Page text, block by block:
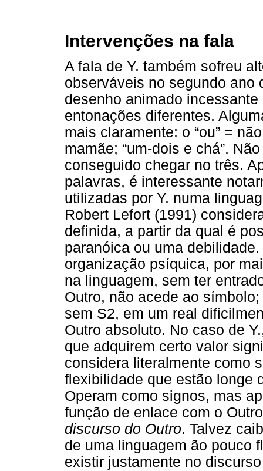
Intervenções na fala
A fala de Y. também sofreu
observáveis no segundo ano
desenho animado
entonações diferentes.
mais claramente: o “ou” =
mamãe; “um-dois e chá”.
conseguido chegar no três.
palavras, é interessante
utilizadas por Y. numa
Robert Lefort (1991)
definida, a partir da qual é
paranóica ou uma
organização psíquica, por
na linguagem, sem ter
Outro, não acede ao
sem S2, em um real
Outro absoluto. No caso de
que adquirem certo valor
considera literalmente como
flexibilidade que estão longe
Operam como signos, mas
função de enlace com o
discurso do Outro. Talvez
de uma linguagem ão pouco
existir justamente no